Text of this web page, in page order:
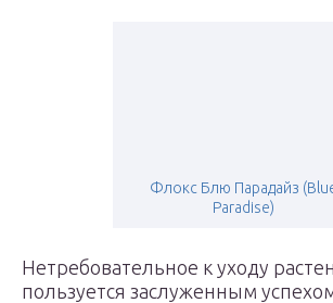
Флокс Блю Парадайз
Paradise)
Нетребовательное к уходу
пользуется заслуженным